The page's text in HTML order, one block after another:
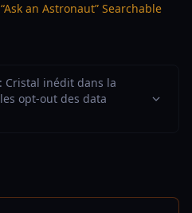
an Astronaut” Searchable
Cristal inédit dans la
opt-out des data